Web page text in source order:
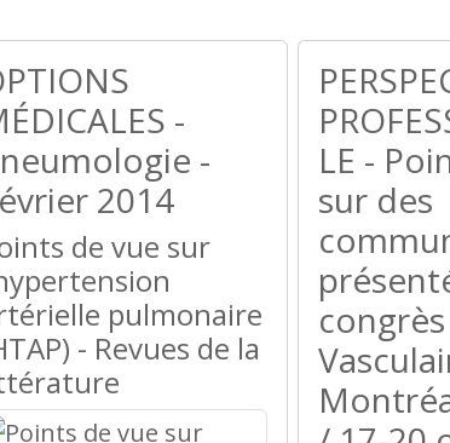
-
-
2014
de vue sur
pulmonaire
- Revues de la
LE -
sur des